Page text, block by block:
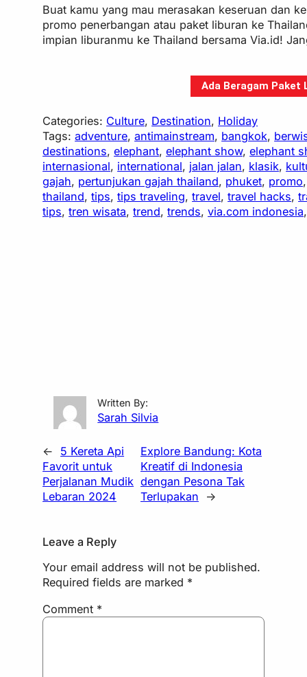
Buat kamu yang mau merasakan keseruan dan
promo penerbangan atau paket liburan ke
impian liburanmu ke Thailand bersama Via.id!
Ada Beragam Paket
Categories: Culture, Destination, Holiday
Tags:adventure, antimainstream, bangkok,
destinations, elephant, elephant show, elephant
internasional, international, jalan jalan, klasik,
gajah, pertunjukan gajah thailand, phuket, promo
thailand, tips, tips traveling, travel, travel hacks,
tips, tren wisata, trend, trends, via.com indonesia
Written By:
Sarah Silvia
←
5 Kereta Api
Favorit untuk
Perjalanan Mudik
Lebaran 2024
Explore Bandung: Kota
Kreatif di Indonesia
dengan Pesona Tak
Terlupakan
→
Leave a Reply
Your email address will not be published.
Required fields are marked *
Comment *